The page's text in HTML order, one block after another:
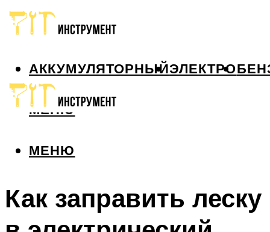
АККУМУЛЯТОРНЫЙЭЛЕКТРО
МЕНЮ
МЕНЮ
Как заправить леску